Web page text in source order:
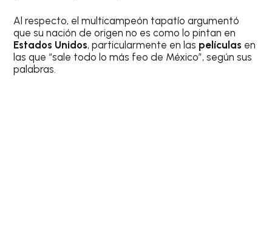
Al respecto, el multicampeón tapatío argumentó
que su nación de origen no es como lo pintan en
Estados Unidos, particularmente en las películas en
las que “sale todo lo más feo de México”, según sus
palabras.